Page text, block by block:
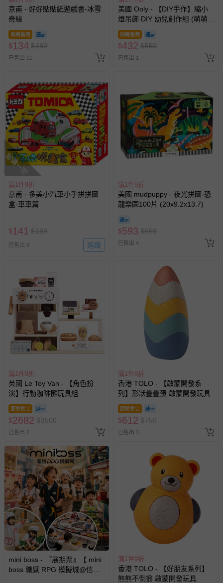
京甫 - 好好貼貼紙遊戲書-冰雪
奇緣
即將售完
$134 $180
已售出 11
美國 Ooly - 【DIY手作】縮小
燈吊飾 DIY 幼兒創作組 (萌萌好
朋友)
即將售完
$432 $550
已售出 1
搶購一空
滿1件9折
京甫 - 多美小汽車小手拼拼圖
盒-車車篇
$141 $189
已售出 9 追蹤
滿1件9折
美國 mudpuppy - 夜光拼圖-恐
龍樂園100片 (20x9.2x13.7)
$593 $659
已售出 4
滿1件9折
英國 Le Toy Van - 【角色扮
演】行動咖啡攤玩具組
即將售完
$2682 $3500
已售出 2
滿1件9折
香港 TOLO - 【啟蒙開發系
列】形狀疊疊蛋 啟蒙開發玩具
即將售完
$612 $750
已售出 3
mini boss - 『展期票』【 mini
boss 職感 RPG 模擬城@信義
滿1件9折
香港 TOLO - 【好朋友系列】
熊熊不倒翁 啟蒙開發玩具